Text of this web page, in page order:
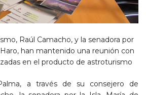
Raúl Camacho, y la senadora por
han mantenido una reunión con
en el producto de astroturismo
a través de su consejero de